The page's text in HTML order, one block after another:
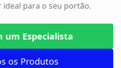
para o seu portão.
um Especialista
os Produtos